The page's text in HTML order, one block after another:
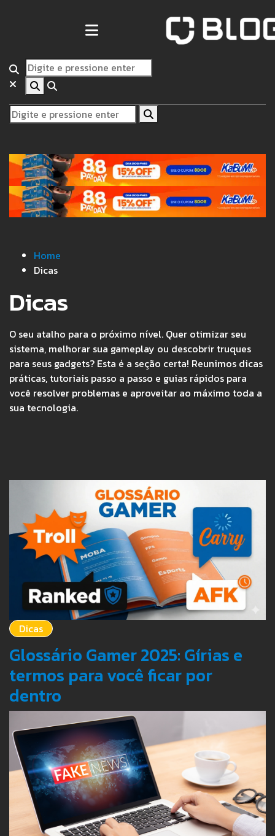
Home
Dicas
Dicas
O seu atalho para o próximo nível. Quer otimizar seu
sistema, melhorar sua gameplay ou descobrir truques
para seus gadgets? Esta é a seção certa! Reunimos dicas
práticas, tutoriais passo a passo e guias rápidos para
você resolver problemas e aproveitar ao máximo toda a
sua tecnologia.
Dicas
Glossário Gamer 2025: Gírias e
termos para você ficar por
dentro